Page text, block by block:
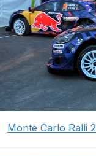
Monte Carlo Ralli